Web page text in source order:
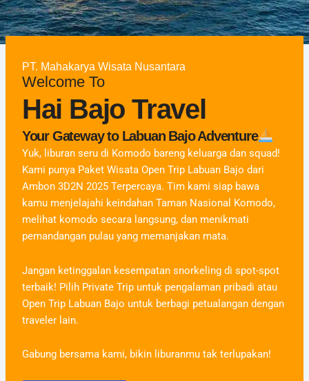
PT. Mahakarya Wisata Nusantara
Welcome To
Hai Bajo Travel
Your Gateway to Labuan Bajo Adventure
Yuk, liburan seru di Komodo bareng keluarga dan squad!
Kami punya Paket Wisata Open Trip Labuan Bajo dari
Ambon 3D2N 2025 Terpercaya. Tim kami siap bawa
kamu menjelajahi keindahan Taman Nasional Komodo,
melihat komodo secara langsung, dan menikmati
pemandangan pulau yang memanjakan mata.
Jangan ketinggalan kesempatan snorkeling di spot-spot
terbaik! Pilih Private Trip untuk pengalaman pribadi atau
Open Trip Labuan Bajo untuk berbagi petualangan dengan
traveler lain.
Gabung bersama kami, bikin liburanmu tak terlupakan!